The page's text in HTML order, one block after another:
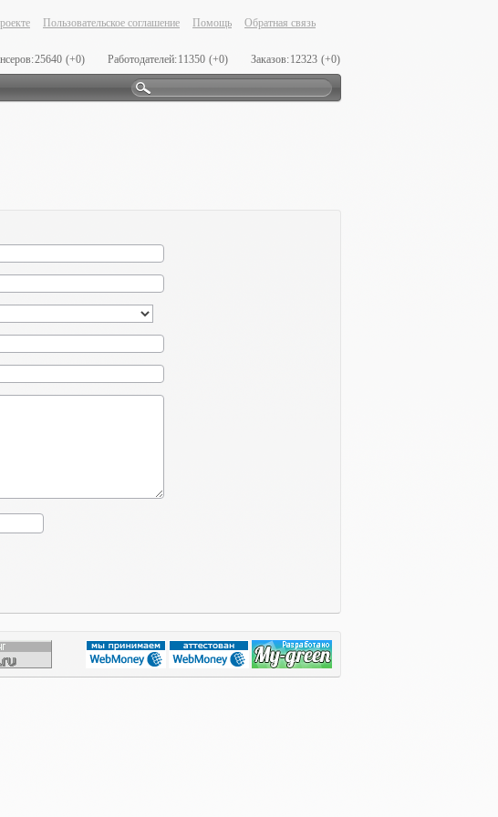
Пользовательское соглашение Помощь Обратная связь
25640 (+0) Работодателей:11350 (+0) Заказов:12323 (+0)